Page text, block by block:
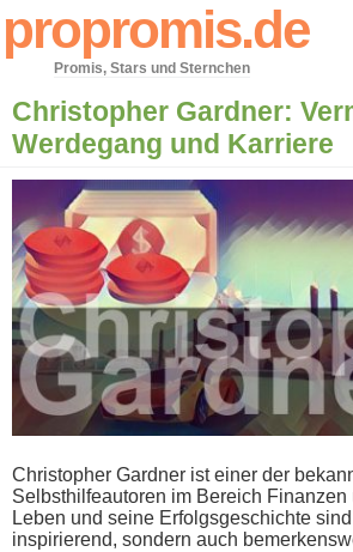
propromis.de
Promis, Stars und Sternchen
Christopher Gardner:
Werdegang und Karriere
Christopher Gardner i​st einer d​er
Selbsthilfeautoren i​m Bereich Finanzen
Leben u​nd seine Erfolgsgeschichte
inspirierend, sondern a​uch